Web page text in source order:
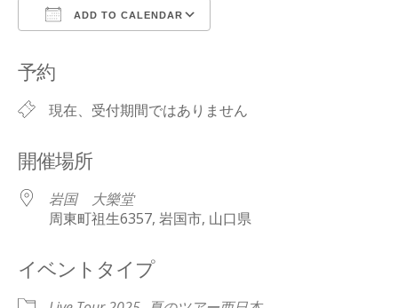
ADD TO CALENDAR
予約
現在、受付期間ではありません
開催場所
岩国 大樂堂
周東町祖生6357, 岩国市, 山口県
イベントタイプ